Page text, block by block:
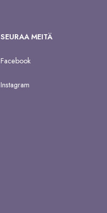
SEURAA MEITÄ
Facebook
Instagram